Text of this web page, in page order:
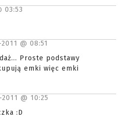
03:53
@ 08:51
Proste podstawy
emki więc emki
@ 10:25
:D